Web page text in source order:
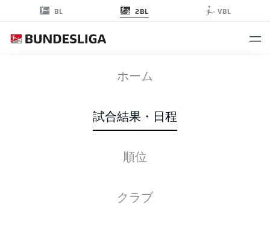
BL 2BL VBL
ホーム
試合結果・日程
順位
クラブ
WOB SGD
スターティングメンバー